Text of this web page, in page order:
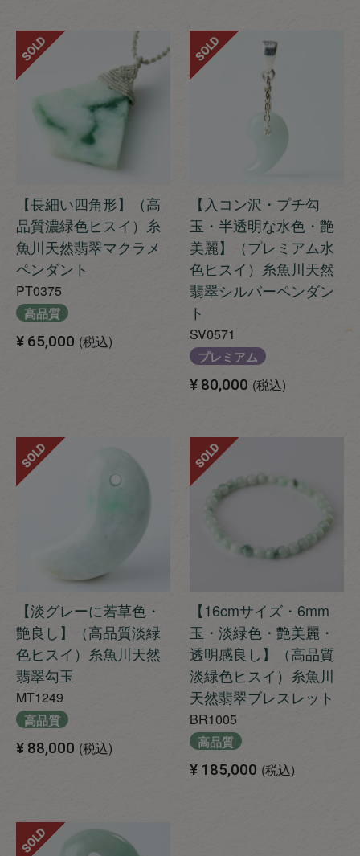
【長細い四角形】（高
品質濃緑色ヒスイ）糸
魚川天然翡翠マクラメ
ペンダント
PT0375
高品質
¥ 65,000 税込
SOLD
【入コン沢・プチ勾
玉・半透明な水色・艶
美麗】（プレミアム水
色ヒスイ）糸魚川天然
翡翠シルバーペンダン
ト
SV0571
プレミアム
¥ 80,000 税込
SOLD
【淡グレーに若草色・
艶良し】（高品質淡緑
色ヒスイ）糸魚川天然
翡翠勾玉
MT1249
高品質
¥ 88,000 税込
SOLD
【16cmサイズ・6mm
玉・淡緑色・艶美麗・
透明感良し】（高品質
淡緑色ヒスイ）糸魚川
天然翡翠ブレスレット
BR1005
高品質
¥ 185,000 税込
SOLD
SOLD